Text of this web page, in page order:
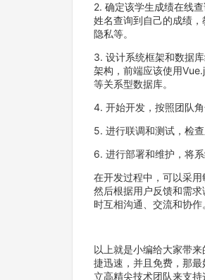
2. 确定该学生成绩在线
姓名查询到自己的成绩
隐私等。
3. 设计系统框架和数据
架构，前端应该使用
等关系型数据库。
4. 开始开发，按照团队
5. 进行联调和测试，检
6. 进行部署和维护，将
在开发过程中，可以采
然后根据用户反馈和需
时互相沟通、交流和协作
以上就是小编给大家带
捷迅速，并且免费，那
立高精尖技术团队来支持